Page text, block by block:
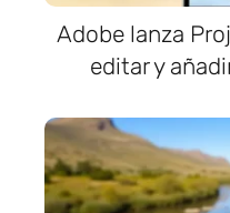
Adobe lanza
editar y